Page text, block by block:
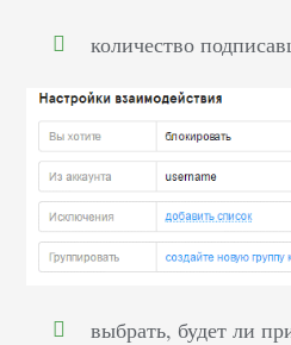
количество
выбрать, будет ли